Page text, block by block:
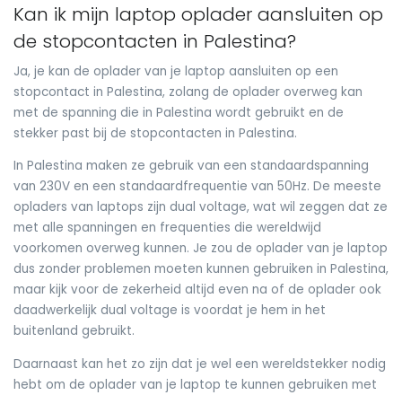
Kan ik mijn laptop oplader aansluiten op
de stopcontacten in Palestina?
Ja, je kan de oplader van je laptop aansluiten op een
stopcontact in Palestina, zolang de oplader overweg kan
met de spanning die in Palestina wordt gebruikt en de
stekker past bij de stopcontacten in Palestina.
In Palestina maken ze gebruik van een standaardspanning
van 230V en een standaardfrequentie van 50Hz. De meeste
opladers van laptops zijn dual voltage, wat wil zeggen dat ze
met alle spanningen en frequenties die wereldwijd
voorkomen overweg kunnen. Je zou de oplader van je laptop
dus zonder problemen moeten kunnen gebruiken in Palestina,
maar kijk voor de zekerheid altijd even na of de oplader ook
daadwerkelijk dual voltage is voordat je hem in het
buitenland gebruikt.
Daarnaast kan het zo zijn dat je wel een wereldstekker nodig
hebt om de oplader van je laptop te kunnen gebruiken met